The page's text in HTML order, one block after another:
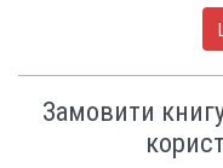
Замовити